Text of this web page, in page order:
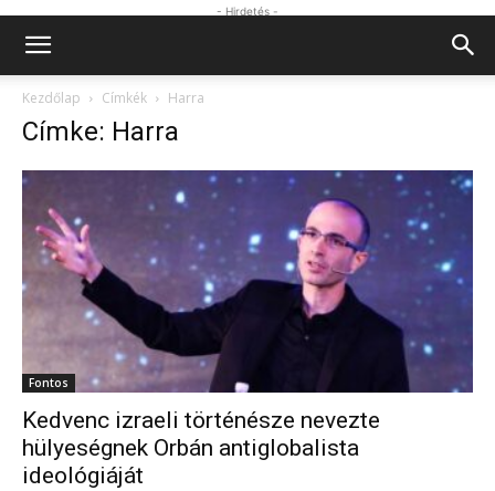
- Hirdetés -
Kezdőlap Címkék Harra
Címke: Harra
Fontos
Kedvenc izraeli történésze nevezte
hülyeségnek Orbán antiglobalista
ideológiáját